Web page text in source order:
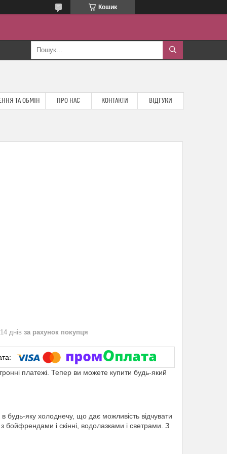
Кошик
ТА ОБМІН ПРО НАС КОНТАКТИ ВІДГУКИ
днів за рахунок покупця
платежі. Тепер ви можете купити будь-який
в будь-яку холоднечу, що дає можливість відчувати
і скінні, водолазками і светрами. З